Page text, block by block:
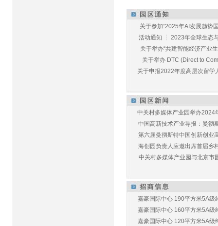
关于参加“2025年AI发展趋势
活动通知 ┆ 2023年全球生态
关于举办“共建智能经济产业
关于举办 DTC (Direct to
关于申报2022年度高层次留学
中关村多媒体产业园举办2024
中国高新技术产业导报：曼彻
第六届曼彻斯特中国创新创业
海创园负责人应邀出席首届乡
中关村多媒体产业园与北京市
嘉豪国际中心 190平方米5A级
嘉豪国际中心 160平方米5A级
嘉豪国际中心 120平方米5A级